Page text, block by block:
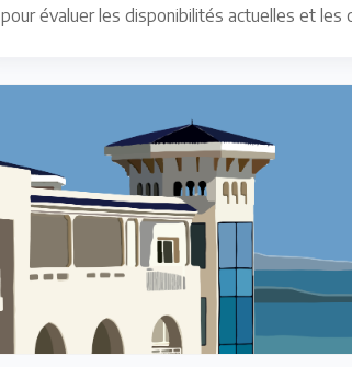
pour évaluer les disponibilités actuelles et les